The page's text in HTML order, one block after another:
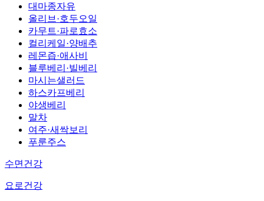
대마종자유
올리브·호두오일
카무트·파로효소
컬리케일·양배추
레몬즙·애사비
블루베리·빌베리
마시는샐러드
하스카프베리
야생베리
말차
여주·새싹보리
푸룬주스
수면건강
요로건강